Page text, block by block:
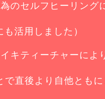
のセルフヒーリング
活用しました）
キティーチャーによ
で直後より自他とも